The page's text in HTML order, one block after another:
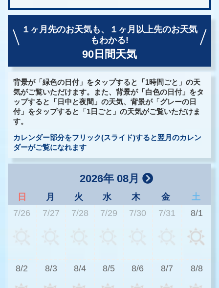
１ヶ月先のお天気も、
１ヶ月以上先のお天気
もわかる!
90日間天気
背景が「緑色の日付」をタップすると「1時間ごと」の天
気がご覧いただけます。また、背景が「白色の日付」をタ
ップすると「日中と夜間」の天気、背景が「グレーの日
付」をタップすると「1日ごと」の天気がご覧いただけま
す。
カレンダー部分をフリック(スライド)すると翌月のカレン
ダーがご覧になれます
2026年 08月
日 月 火 水 木 金
土
7/26
7/27 7/28 7/29 7/30 7/31 8/1
8/2 8/3 8/4 8/5 8/6 8/7 8/8